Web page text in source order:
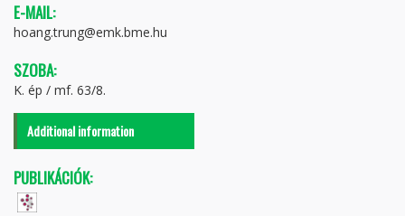
E-MAIL:
hoang.trung@emk.bme.hu
SZOBA:
K. ép / mf. 63/8.
Additional information
PUBLIKÁCIÓK: